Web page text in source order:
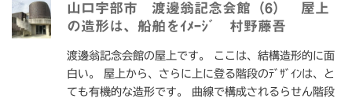
山口宇部市 渡邊翁記念会館（6） 屋上
の造形は、船舶をｲﾒｰｼﾞ 村野藤吾
渡邊翁記念会館の屋上です。 ここは、結構造形的に面
白い。 屋上から、さらに上に登る階段のﾃﾞｻﾞｲﾝは、と
ても有機的な造形です。 曲線で構成されるらせん階段